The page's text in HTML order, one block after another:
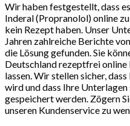
Wir haben festgestellt, dass
Inderal (Propranolol) online
kein Rezept haben. Unser
Jahren zahlreiche Berichte
die Lösung gefunden. Sie
Deutschland rezeptfrei online
lassen. Wir stellen sicher,
wird und dass Ihre
gespeichert werden. Zögern
unseren Kundenservice zu